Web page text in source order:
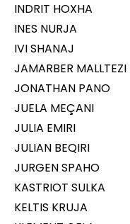
INDRIT HOXHA
INES NURJA
IVI SHANAJ
JAMARBER MALLTEZI
JONATHAN PANO
JUELA MEÇANI
JULIA EMIRI
JULIAN BEQIRI
JURGEN SPAHO
KASTRIOT SULKA
KELTIS KRUJA